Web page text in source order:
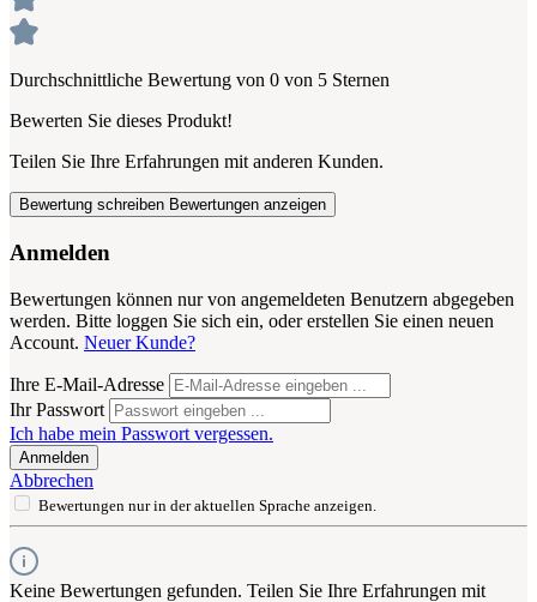
Durchschnittliche Bewertung von 0 von 5 Sternen
Bewerten Sie dieses Produkt!
Teilen Sie Ihre Erfahrungen mit anderen Kunden.
Bewertung schreiben Bewertungen anzeigen
Anmelden
Bewertungen können nur von angemeldeten Benutzern abgegeben
werden. Bitte loggen Sie sich ein, oder erstellen Sie einen neuen
Account. Neuer Kunde?
Ihre E-Mail-Adresse
Ihr Passwort
Ich habe mein Passwort vergessen.
Anmelden
Abbrechen
Bewertungen nur in der aktuellen Sprache anzeigen.
Keine Bewertungen gefunden. Teilen Sie Ihre Erfahrungen mit